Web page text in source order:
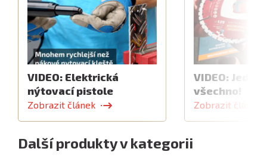
VIDEO: Elektrická
nýtovací pistole
Zobrazit článek
VIDEO:
všechno!
Zobrazit článek
Další produkty v kategorii